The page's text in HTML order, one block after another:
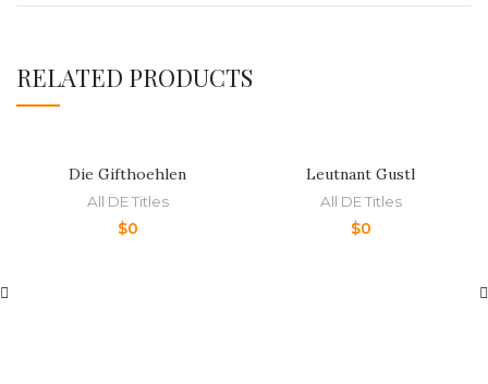
RELATED PRODUCTS
Die Gifthoehlen
All DE Titles
$0
Leutnant Gustl
All DE Titles
$0